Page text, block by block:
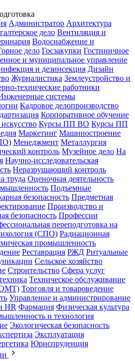
Администратор Архитектура
дело Вентиляция и
Водоснабжение и
дело Госзакупки Гостиничное
и муниципальное управление
и дезинсекция Дизайн
Журналистика Землеустройство и
технические работники
системы
Кадровое делопроизводство
Корпоративное обучение
Курсы ПП ВО Курсы ПП
Маркетинг Машиностроение
Менеджмент Металлургия
контроль Музейное дело На
Научно-исследовательская
Неразрушающий контроль
труда Оценочная деятельность
Подъемные
безопасность Предметная
Производство и
безопасность Профессии
переподготовка на
(СПО) Радиационная
промышленность
Реставрация РЖД Ритуальные
Сельское хозяйство
Строительство Сфера услуг
Техническое обслуживание
Торговля и товароведение
Управление и администрирование
HR Фармация Физическая культура
и технология
Экологическая безопасность
Эксплуатация
Юриспруденция